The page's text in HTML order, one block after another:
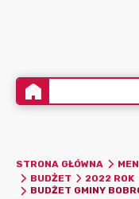
STRONA GŁÓWNA
BUDŻET
2022 ROK
BUDŻET GMINY